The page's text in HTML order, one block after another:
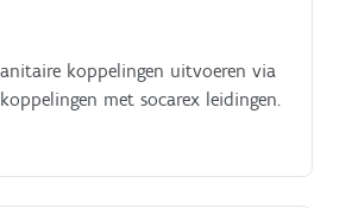
koppelingen uitvoeren via
met socarex leidingen.